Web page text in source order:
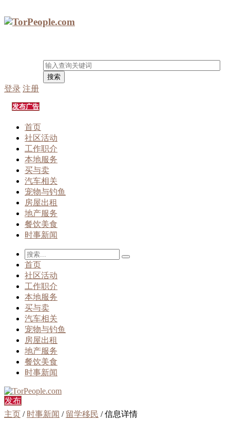
搜索
登录 注册
发布广告
首页
社区活动
工作职介
本地服务
买与卖
汽车相关
宠物与钓鱼
房屋出租
地产服务
餐饮美食
时事新闻
首页
社区活动
工作职介
本地服务
买与卖
汽车相关
宠物与钓鱼
房屋出租
地产服务
餐饮美食
时事新闻
发布
主页 / 时事新闻 / 留学移民 / 信息详情